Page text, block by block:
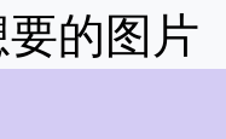
的图片